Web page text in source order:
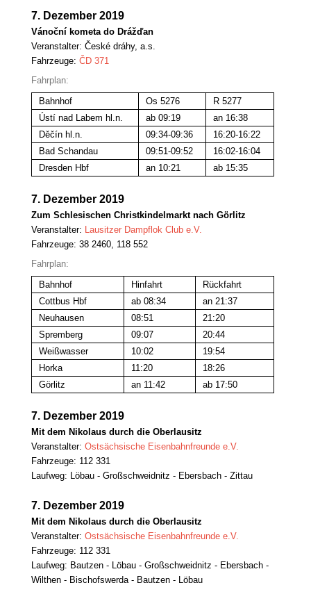
7. Dezember 2019
Vánoční kometa do Drážďan
Veranstalter: České dráhy, a.s.
Fahrzeuge: ČD 371
Fahrplan:
Bahnhof
Os 5276
R 5277
Ústí nad Labem hl.n.
ab 09:19
an 16:38
Děčín hl.n.
09:34-09:36
16:20-16:22
Bad Schandau
09:51-09:52
16:02-16:04
Dresden Hbf
an 10:21 ab 15:35
7. Dezember 2019
Zum Schlesischen Christkindelmarkt nach Görlitz
Veranstalter: Lausitzer Dampflok Club e.V.
Fahrzeuge: 38 2460, 118 552
Fahrplan:
Bahnhof
Hinfahrt
Rückfahrt
Cottbus Hbf
ab 08:34
an 21:37
Neuhausen
08:51
21:20
Spremberg
09:07
20:44
Weißwasser
10:02
19:54
Horka
11:20
18:26
Görlitz
an 11:42 ab 17:50
7. Dezember 2019
Mit dem Nikolaus durch die Oberlausitz
Veranstalter: Ostsächsische Eisenbahnfreunde e.V.
Fahrzeuge: 112 331
Laufweg: Löbau - Großschweidnitz - Ebersbach - Zittau
7. Dezember 2019
Mit dem Nikolaus durch die Oberlausitz
Veranstalter: Ostsächsische Eisenbahnfreunde e.V.
Fahrzeuge: 112 331
Laufweg: Bautzen - Löbau - Großschweidnitz - Ebersbach -
Wilthen - Bischofswerda - Bautzen - Löbau